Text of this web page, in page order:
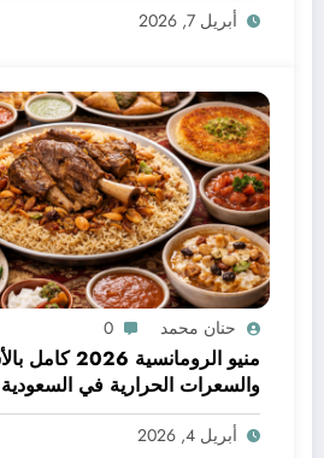
أبريل 7, 2026
حنان محمد 0
منيو الرومانسية
والسعرات الحرارية في السعودية
أبريل 4, 2026